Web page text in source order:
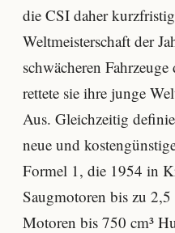
die CSI daher
Weltmeisterschaft der
schwächeren
rettete sie ihre junge
Aus. Gleichzeitig
neue und
Formel 1, die 1954 in
Saugmotoren bis zu
Motoren bis 750 cm³